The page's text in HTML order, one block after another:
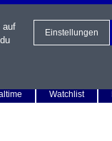
Watchlist
auf
Einstellungen